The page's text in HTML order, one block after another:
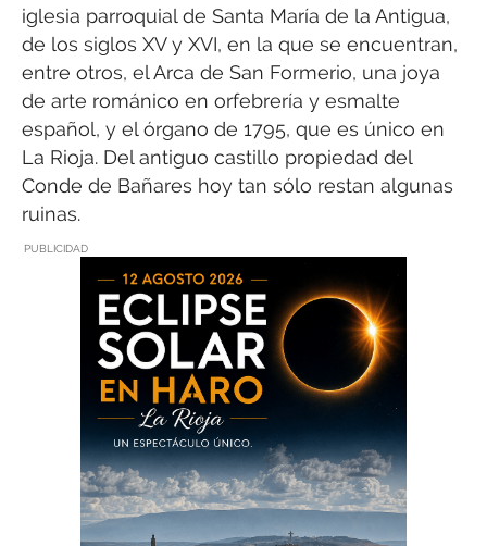
iglesia parroquial de Santa María de la Antigua,
de los siglos XV y XVI, en la que se encuentran,
entre otros, el Arca de San Formerio, una joya
de arte románico en orfebrería y esmalte
español, y el órgano de 1795, que es único en
La Rioja. Del antiguo castillo propiedad del
Conde de Bañares hoy tan sólo restan algunas
ruinas.
PUBLICIDAD